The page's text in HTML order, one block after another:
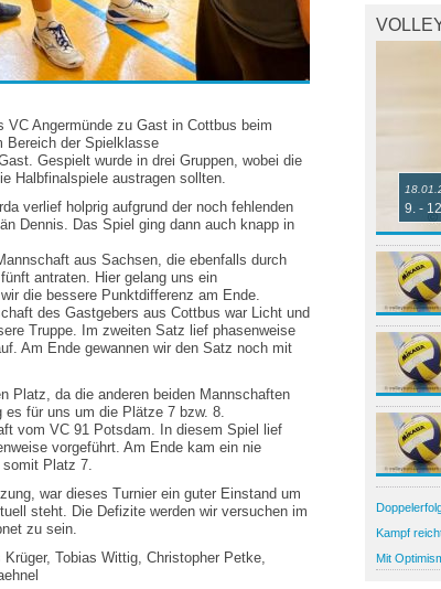
Angermünde zu Gast in Cottbus beim
Bereich der Spielklasse
Gespielt wurde in drei Gruppen, wobei die
Halbfinalspiele austragen sollten.
verlief holprig aufgrund der noch fehlenden
Dennis. Das Spiel ging dann auch knapp in
aus Sachsen, die ebenfalls durch
antraten. Hier gelang uns ein
die bessere Punktdifferenz am Ende.
des Gastgebers aus Cottbus war Licht und
Truppe. Im zweiten Satz lief phasenweise
Am Ende gewannen wir den Satz noch mit
Platz, da die anderen beiden Mannschaften
für uns um die Plätze 7 bzw. 8.
vom VC 91 Potsdam. In diesem Spiel lief
vorgeführt. Am Ende kam ein nie
somit Platz 7.
war dieses Turnier ein guter Einstand um
steht. Die Defizite werden wir versuchen im
zu sein.
Tobias Wittig, Christopher Petke,
9. -
Schwedt
nach
Kampf
Mit